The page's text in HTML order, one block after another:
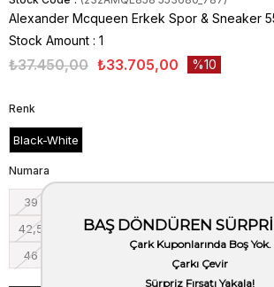
Alexander Mcqueen Erkek Spor & Sneaker
Stock Amount : 1
₺37.450,00 ₺33.705,00 10
Renk
Black-White
Numara
39
42,5
43 43,5 44 44,5
46